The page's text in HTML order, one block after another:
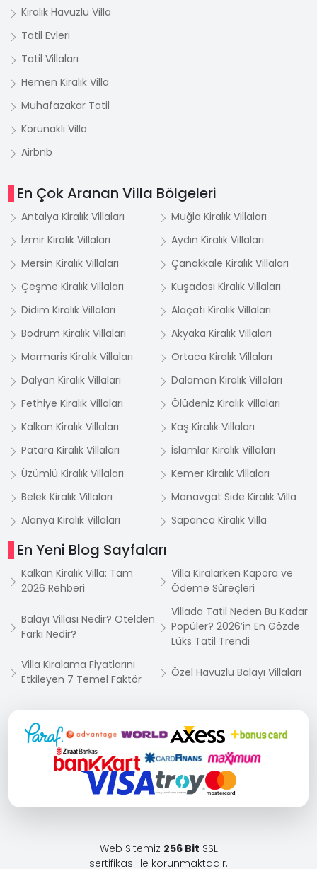
Kiralık Havuzlu Villa
Tatil Evleri
Tatil Villaları
Hemen Kiralık Villa
Muhafazakar Tatil
Korunaklı Villa
Airbnb
En Çok Aranan Villa Bölgeleri
Antalya Kiralık Villaları
Muğla Kiralık Villaları
İzmir Kiralık Villaları
Aydın Kiralık Villaları
Mersin Kiralık Villaları
Çanakkale Kiralık Villaları
Çeşme Kiralık Villaları
Kuşadası Kiralık Villaları
Didim Kiralık Villaları
Alaçatı Kiralık Villaları
Bodrum Kiralık Villaları
Akyaka Kiralık Villaları
Marmaris Kiralık Villaları
Ortaca Kiralık Villaları
Dalyan Kiralık Villaları
Dalaman Kiralık Villaları
Fethiye Kiralık Villaları
Ölüdeniz Kiralık Villaları
Kalkan Kiralık Villaları
Kaş Kiralık Villaları
Patara Kiralık Villaları
İslamlar Kiralık Villaları
Üzümlü Kiralık Villaları
Kemer Kiralık Villaları
Belek Kiralık Villaları
Manavgat Side Kiralık Villa
Alanya Kiralık Villaları
Sapanca Kiralık Villa
En Yeni Blog Sayfaları
Kalkan Kiralık Villa: Tam
2026 Rehberi
Villa Kiralarken Kapora ve
Ödeme Süreçleri
Balayı Villası Nedir? Otelden
Farkı Nedir?
Villada Tatil Neden Bu Kadar
Popüler? 2026’in En Gözde
Lüks Tatil Trendi
Villa Kiralama Fiyatlarını
Etkileyen 7 Temel Faktör
Özel Havuzlu Balayı Villaları
Web Sitemiz 256 Bit SSL
sertifikası ile korunmaktadır.